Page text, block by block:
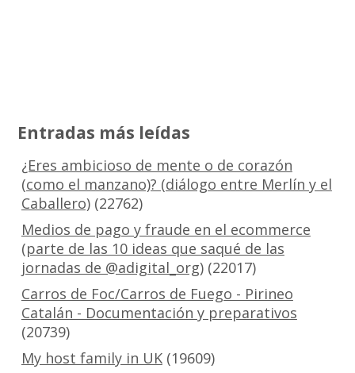
Entradas más leídas
¿Eres ambicioso de mente o de corazón
(como el manzano)? (diálogo entre Merlín y el
Caballero)(22762)
Medios de pago y fraude en el ecommerce
(parte de las 10 ideas que saqué de las
jornadas de @adigital_org)(22017)
Carros de Foc/Carros de Fuego - Pirineo
Catalán - Documentación y preparativos
(20739)
My host family in UK(19609)